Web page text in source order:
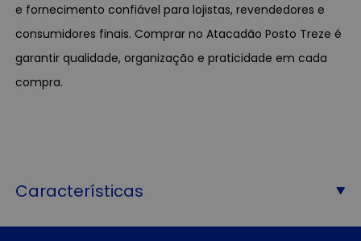
e fornecimento confiável para lojistas, revendedores e
consumidores finais. Comprar no Atacadão Posto Treze é
garantir qualidade, organização e praticidade em cada
compra.
Características